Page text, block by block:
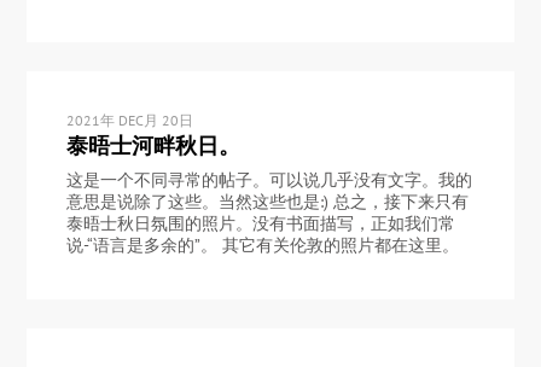
2021年 DEC月 20日
泰晤士河畔秋日。
这是一个不同寻常的帖子。可以说几乎没有文字。我的
意思是说除了这些。当然这些也是:) 总之，接下来只有
泰晤士秋日氛围的照片。没有书面描写，正如我们常
说-“语言是多余的”。 其它有关伦敦的照片都在这里。